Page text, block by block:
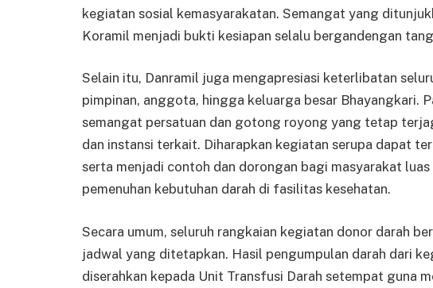
kegiatan sosial kemasyarakatan. Semangat yang
Koramil menjadi bukti kesiapan selalu bergandengan
Selain itu, Danramil juga mengapresiasi keterlibatan
pimpinan, anggota, hingga keluarga besar Bhayangkari.
semangat persatuan dan gotong royong yang tetap
dan instansi terkait. Diharapkan kegiatan serupa dapat
serta menjadi contoh dan dorongan bagi masyarakat
pemenuhan kebutuhan darah di fasilitas kesehatan.
Secara umum, seluruh rangkaian kegiatan donor darah
jadwal yang ditetapkan. Hasil pengumpulan darah dari
diserahkan kepada Unit Transfusi Darah setempat guna